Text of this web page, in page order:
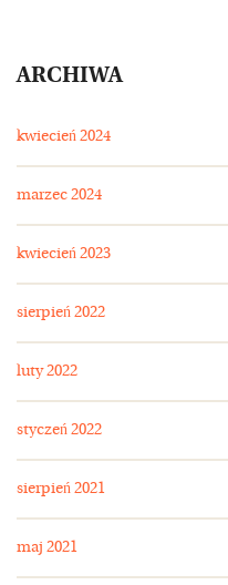
ARCHIWA
kwiecień 2024
marzec 2024
kwiecień 2023
sierpień 2022
luty 2022
styczeń 2022
sierpień 2021
maj 2021